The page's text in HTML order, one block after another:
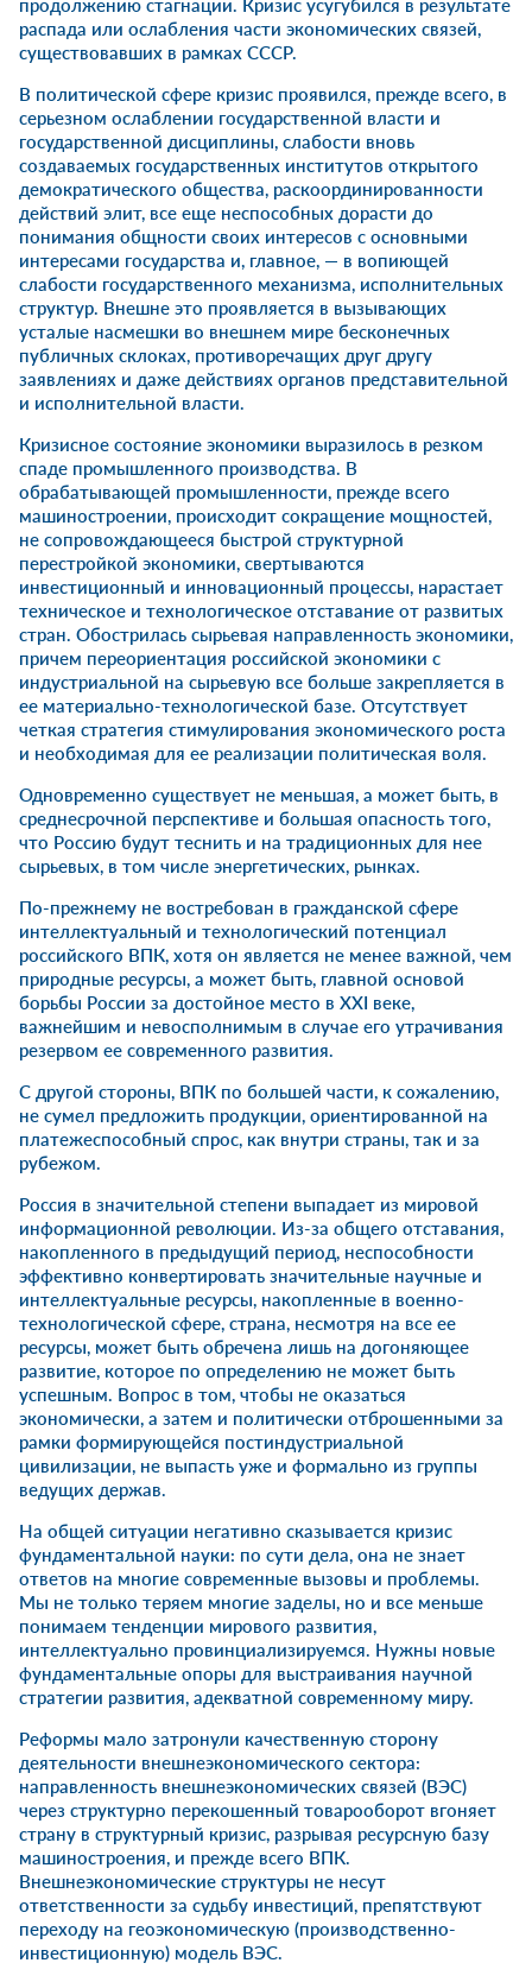
продолжению стагнации. Кризис усугубился в результате
распада или ослабления части экономических связей,
существовавших в рамках СССР.
В политической сфере кризис проявился, прежде всего, в
серьезном ослаблении государственной власти и
государственной дисциплины, слабости вновь
создаваемых государственных институтов открытого
демократического общества, раскоординированности
действий элит, все еще неспособных дорасти до
понимания общности своих интересов с основными
интересами государства и, главное, — в вопиющей
слабости государственного механизма, исполнительных
структур. Внешне это проявляется в вызывающих
усталые насмешки во внешнем мире бесконечных
публичных склоках, противоречащих друг другу
заявлениях и даже действиях органов представительной
и исполнительной власти.
Кризисное состояние экономики выразилось в резком
спаде промышленного производства. В
обрабатывающей промышленности, прежде всего
машиностроении, происходит сокращение мощностей,
не сопровождающееся быстрой структурной
перестройкой экономики, свертываются
инвестиционный и инновационный процессы, нарастает
техническое и технологическое отставание от развитых
стран. Обострилась сырьевая направленность экономики,
причем переориентация российской экономики с
индустриальной на сырьевую все больше закрепляется в
ее материально-технологической базе. Отсутствует
четкая стратегия стимулирования экономического роста
и необходимая для ее реализации политическая воля.
Одновременно существует не меньшая, а может быть, в
среднесрочной перспективе и большая опасность того,
что Россию будут теснить и на традиционных для нее
сырьевых, в том числе энергетических, рынках.
По-прежнему не востребован в гражданской сфере
интеллектуальный и технологический потенциал
российского ВПК, хотя он является не менее важной, чем
природные ресурсы, а может быть, главной основой
борьбы России за достойное место в XXI веке,
важнейшим и невосполнимым в случае его утрачивания
резервом ее современного развития.
С другой стороны, ВПК по большей части, к сожалению,
не сумел предложить продукции, ориентированной на
платежеспособный спрос, как внутри страны, так и за
рубежом.
Россия в значительной степени выпадает из мировой
информационной революции. Из-за общего отставания,
накопленного в предыдущий период, неспособности
эффективно конвертировать значительные научные и
интеллектуальные ресурсы, накопленные в военно-
технологической сфере, страна, несмотря на все ее
ресурсы, может быть обречена лишь на догоняющее
развитие, которое по определению не может быть
успешным. Вопрос в том, чтобы не оказаться
экономически, а затем и политически отброшенными за
рамки формирующейся постиндустриальной
цивилизации, не выпасть уже и формально из группы
ведущих держав.
На общей ситуации негативно сказывается кризис
фундаментальной науки: по сути дела, она не знает
ответов на многие современные вызовы и проблемы.
Мы не только теряем многие заделы, но и все меньше
понимаем тенденции мирового развития,
интеллектуально провинциализируемся. Нужны новые
фундаментальные опоры для выстраивания научной
стратегии развития, адекватной современному миру.
Реформы мало затронули качественную сторону
деятельности внешнеэкономического сектора:
направленность внешнеэкономических связей (ВЭС)
через структурно перекошенный товарооборот вгоняет
страну в структурный кризис, разрывая ресурсную базу
машиностроения, и прежде всего ВПК.
Внешнеэкономические структуры не несут
ответственности за судьбу инвестиций, препятствуют
переходу на геоэкономическую (производственно-
инвестиционную) модель ВЭС.